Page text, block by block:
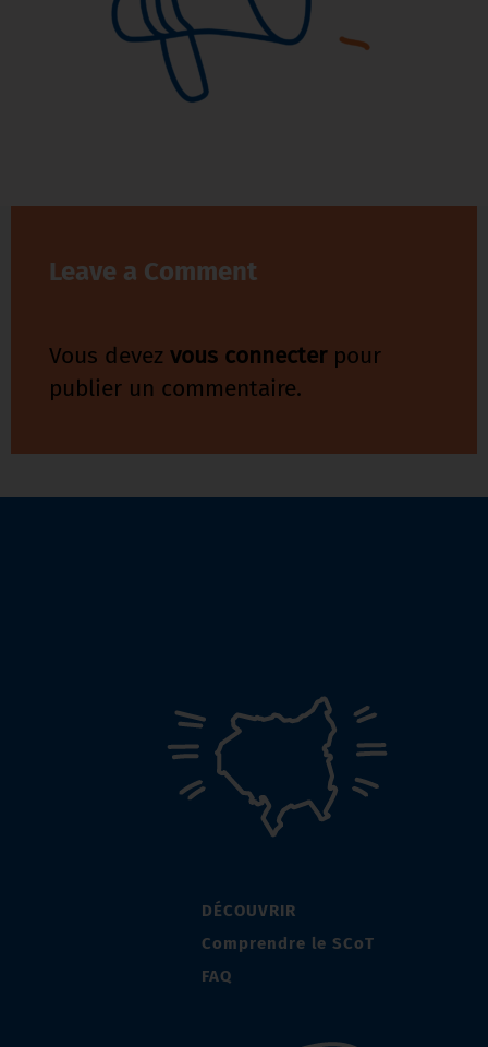
Leave a Comment
Vous devez vous connecterpour
publier un commentaire.
DÉCOUVRIR
Comprendre le SCoT
FAQ